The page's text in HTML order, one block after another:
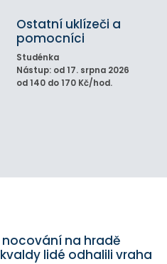
Ostatní uklízeči a
pomocníci
Studénka
Nástup: od 17. srpna 2026
od 140 do 170 Kč/hod.
nocování na hradě
lidé odhalili vraha